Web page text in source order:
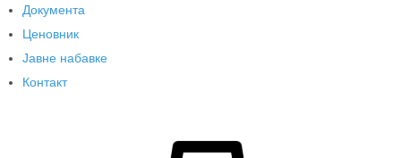
Документа
Ценовник
Јавне набавке
Контакт